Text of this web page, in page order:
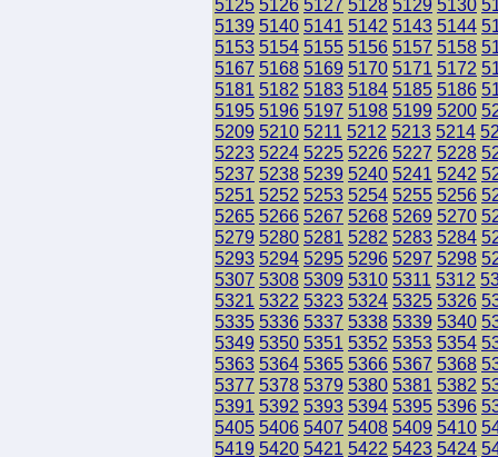
5125 5126 5127 5128 5129 5130
5139 5140 5141 5142 5143 5144
5153 5154 5155 5156 5157 5158
5167 5168 5169 5170 5171 5172
5181 5182 5183 5184 5185 5186
5195 5196 5197 5198 5199 5200
5209 5210 5211 5212 5213 5214
5223 5224 5225 5226 5227 5228
5237 5238 5239 5240 5241 5242
5251 5252 5253 5254 5255 5256
5265 5266 5267 5268 5269 5270
5279 5280 5281 5282 5283 5284
5293 5294 5295 5296 5297 5298
5307 5308 5309 5310 5311 5312
5321 5322 5323 5324 5325 5326
5335 5336 5337 5338 5339 5340
5349 5350 5351 5352 5353 5354
5363 5364 5365 5366 5367 5368
5377 5378 5379 5380 5381 5382
5391 5392 5393 5394 5395 5396
5405 5406 5407 5408 5409 5410
5419 5420 5421 5422 5423 5424